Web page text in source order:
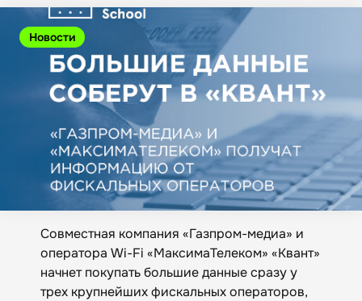
Новости
Совместная компания «Газпром-медиа» и
оператора Wi-Fi «МаксимаТелеком» «Квант»
начнет покупать большие данные сразу у
трех крупнейших фискальных операторов,